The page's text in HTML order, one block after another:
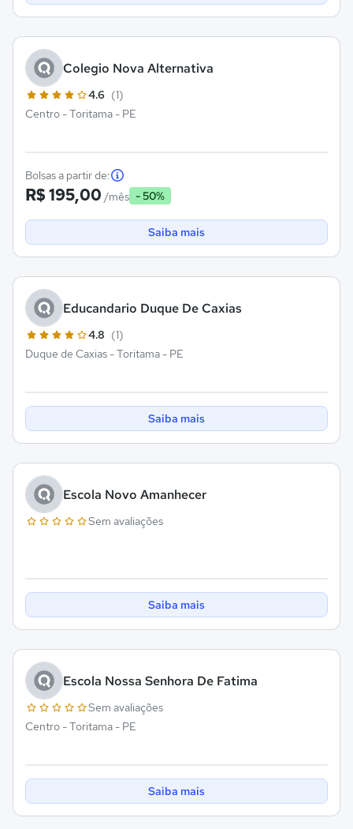
Colegio Nova Alternativa
4.6 (1)
Centro - Toritama - PE
Bolsas a partir de:
R$ 195,00 /mês - 50%
Saiba mais
Educandario Duque De Caxias
4.8 (1)
Duque de Caxias - Toritama - PE
Saiba mais
Escola Novo Amanhecer
Sem avaliações
Saiba mais
Escola Nossa Senhora De Fatima
Sem avaliações
Centro - Toritama - PE
Saiba mais